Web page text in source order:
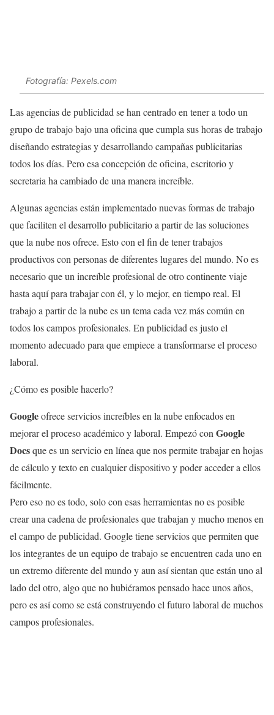
Fotografía: Pexels.com
Las agencias de publicidad se han centrado en tener a todo un
grupo de trabajo bajo una oficina que cumpla sus horas de trabajo
diseñando estrategias y desarrollando campañas publicitarias
todos los días. Pero esa concepción de oficina, escritorio y
secretaria ha cambiado de una manera increíble.
Algunas agencias están implementado nuevas formas de trabajo
que faciliten el desarrollo publicitario a partir de las soluciones
que la nube nos ofrece. Esto con el fin de tener trabajos
productivos con personas de diferentes lugares del mundo. No es
necesario que un increíble profesional de otro continente viaje
hasta aquí para trabajar con él, y lo mejor, en tiempo real. El
trabajo a partir de la nube es un tema cada vez más común en
todos los campos profesionales. En publicidad es justo el
momento adecuado para que empiece a transformarse el proceso
laboral.
¿Cómo es posible hacerlo?
Googleofrece servicios increíbles en la nube enfocados en
mejorar el proceso académico y laboral. Empezó con Google
Docsque es un servicio en línea que nos permite trabajar en hojas
de cálculo y texto en cualquier dispositivo y poder acceder a ellos
fácilmente.
Pero eso no es todo, solo con esas herramientas no es posible
crear una cadena de profesionales que trabajan y mucho menos en
el campo de publicidad. Google tiene servicios que permiten que
los integrantes de un equipo de trabajo se encuentren cada uno en
un extremo diferente del mundo y aun así sientan que están uno al
lado del otro, algo que no hubiéramos pensado hace unos años,
pero es así como se está construyendo el futuro laboral de muchos
campos profesionales.